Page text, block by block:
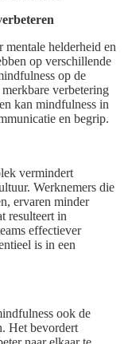
helderheid en
op verschillende
op de
verbetering
kan mindfulness in
en begrip.
vermindert
Werknemers die
ervaren minder
resulteert in
effectiever
is in een
ook de
Het bevordert